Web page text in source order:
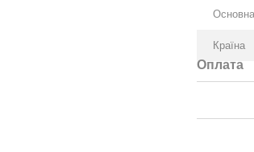
Країна
Оплата